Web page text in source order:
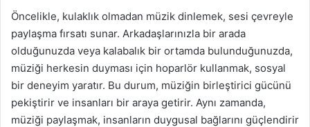
Öncelikle, kulaklık olmadan müzik dinlemek, sesi çevreyle
paylaşma fırsatı sunar. Arkadaşlarınızla bir arada
olduğunuzda veya kalabalık bir ortamda bulunduğunuzda,
müziği herkesin duyması için hoparlör kullanmak, sosyal
bir deneyim yaratır. Bu durum, müziğin birleştirici gücünü
pekiştirir ve insanları bir araya getirir. Aynı zamanda,
müziği paylaşmak, insanların duygusal bağlarını güçlendirir